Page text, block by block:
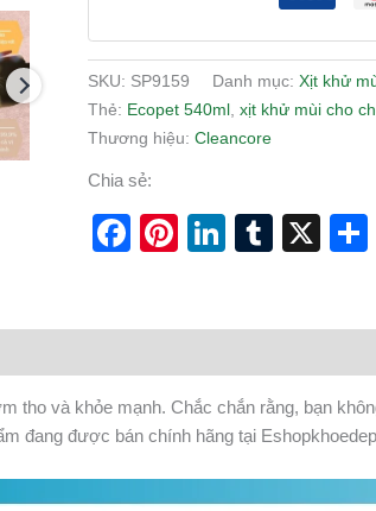
SKU: SP9159 Danh mục: Xịt khử
Thẻ: Ecopet 540ml , xịt khử mùi cho
Thương hiệu: Cleancore
Chia sẻ:
Facebook
Pinterest
LinkedIn
Tumblr
X
tho và khỏe mạnh. Chắc chắn rằng, bạn
đang được bán chính hãng tại